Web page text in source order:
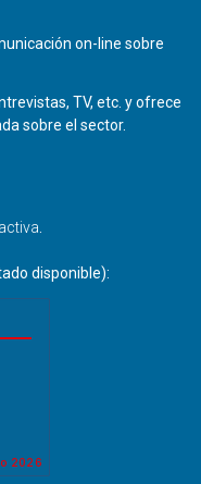
on-line sobre
TV, etc. y ofrece
sobre el sector.
disponible):